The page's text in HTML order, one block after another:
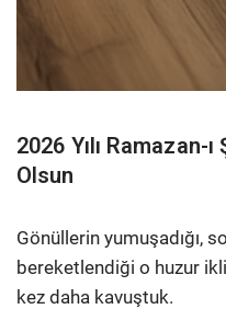
2026 Yılı
Olsun
Gönüllerin yumuşadığı,
bereketlendiği o huzur
kez daha kavuştuk.